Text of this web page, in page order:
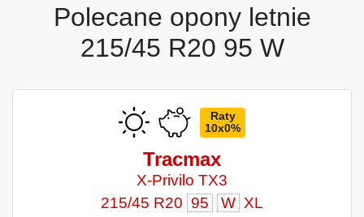
Polecane opony letnie
215/45 R20 95 W
Raty
10x0%
Tracmax
X-Privilo TX3
215/45 R20 95 W XL